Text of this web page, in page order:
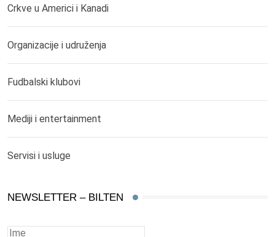
Crkve u Americi i Kanadi
Organizacije i udruženja
Fudbalski klubovi
Mediji i entertainment
Servisi i usluge
NEWSLETTER – BILTEN